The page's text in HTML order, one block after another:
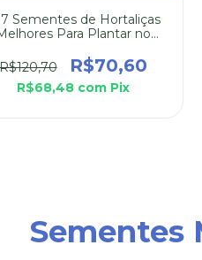
Sementes de Hortaliças
Para Plantar no
R$70,60
R$68,48 com Pix
Sementes